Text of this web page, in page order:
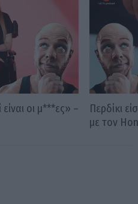
οι μ***ες» –
Περδίκι
με τον